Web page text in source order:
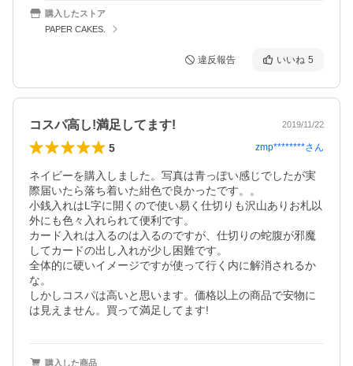
購入したストア
PAPER CAKES.
違反報告 いいね 5
コスパ高し!満足してます! 2019/11/22
5 zmp********さん
ネイビーを購入しました。写真は青っぽい感じでしたが実
際届いたら落ち着いた紺色で良かったです。。
小銭入れはL字に開くので使い易く仕切りも沢山ありお札以
外にも色々入れられて便利です。
カード入れは入るのは入るのですが、仕切りの蛇腹が邪魔
してカードの出し入れが少し困難です。
全体的に硬いイメージですが使って行く内に解消されるか
な。
しかしコスパは高いと思います。価格以上の商品で安物に
は見えません。買って満足してます!
購入した商品